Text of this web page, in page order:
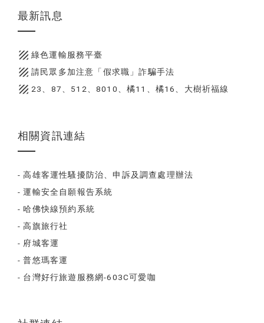
最新訊息
texture 綠色運輸服務平臺
texture 請民眾多加注意「假求職」詐騙手法
texture 23、87、512、8010、橘11、橘16、大樹祈福線
相關資訊連結
- 高雄客運性騷擾防治、申訴及調查處理辦法
- 運輸安全自願報告系統
- 哈佛快線預約系統
- 高旗旅行社
- 府城客運
- 普悠瑪客運
- 台灣好行旅遊服務網-603C可愛咖